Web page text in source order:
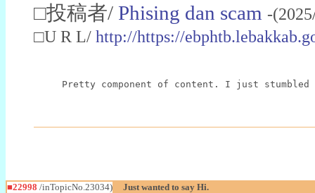
□投稿者/ Phising dan scam -
□U R L/ http://https://
Pretty component of content. I just
■22998 /inTopicNo.23034) Just wanted to say Hi.